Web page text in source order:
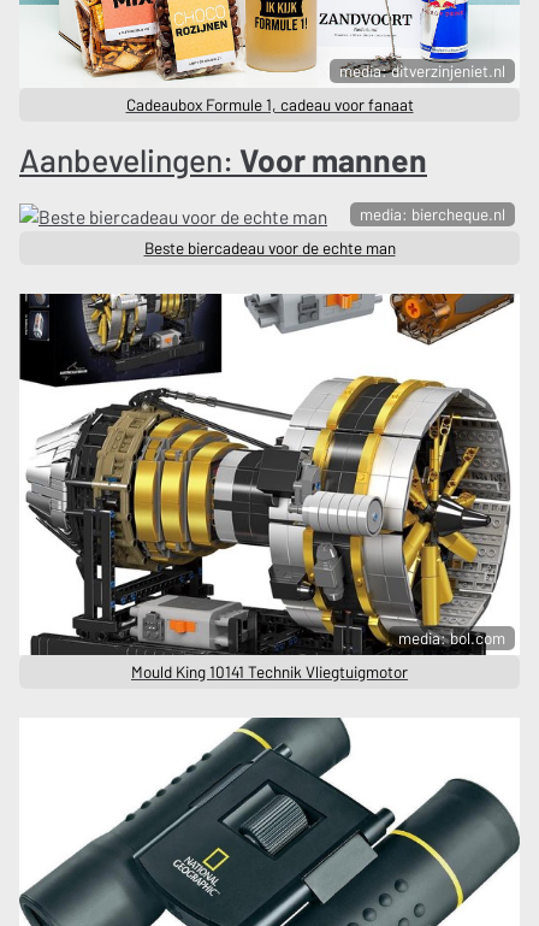
media: ditverzinjeniet.nl
Cadeaubox Formule 1, cadeau voor fanaat
Aanbevelingen: Voor mannen
media: biercheque.nl
Beste biercadeau voor de echte man
media: bol.com
Mould King 10141 Technik Vliegtuigmotor